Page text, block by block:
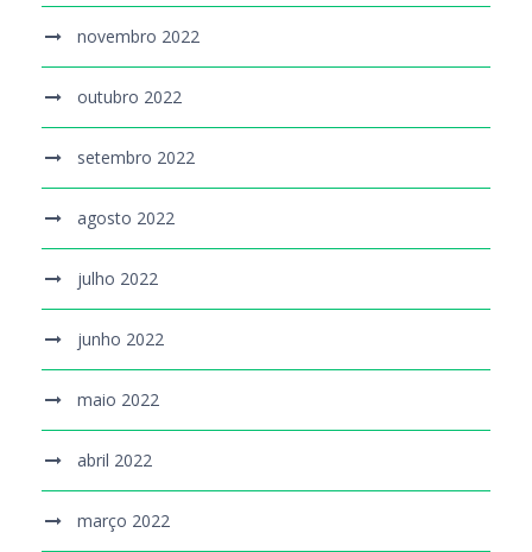
novembro 2022
outubro 2022
setembro 2022
agosto 2022
julho 2022
junho 2022
maio 2022
abril 2022
março 2022